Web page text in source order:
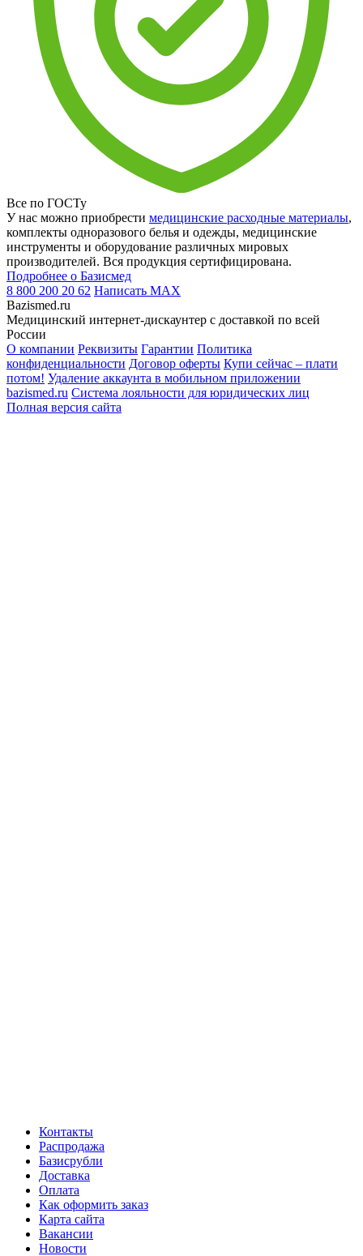
Все по ГОСТу
У нас можно приобрести медицинские расходные материалы,
комплекты одноразового белья и одежды, медицинские
инструменты и оборудование различных мировых
производителей. Вся продукция сертифицирована.
Подробнее о Базисмед
8 800 200 20 62 Написать MAX
Bazismed.ru
Медицинский интернет-дискаунтер с доставкой по всей
России
О компании Реквизиты Гарантии Политика
конфиденциальности Договор оферты Купи сейчас – плати
потом! Удаление аккаунта в мобильном приложении
bazismed.ru Система лояльности для юридических лиц
Полная версия сайта
Контакты
Распродажа
Базисрубли
Доставка
Оплата
Как оформить заказ
Карта сайта
Вакансии
Новости